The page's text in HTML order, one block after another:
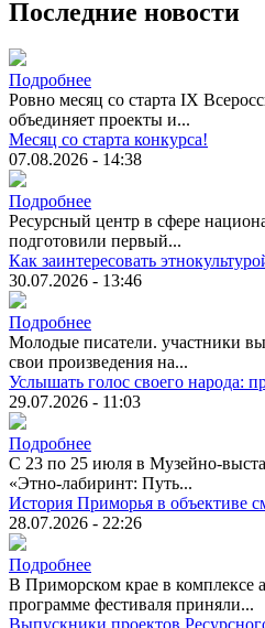
Последние новости
Подробнее
Ровно месяц со старта IX
объединяет проекты и...
Месяц со старта конкурса!
07.08.2026 - 14:38
Подробнее
Ресурсный центр в сфере
подготовили первый...
Как заинтересовать
30.07.2026 - 13:46
Подробнее
Молодые писатели. участники
свои произведения на...
Услышать голос своего народа:
29.07.2026 - 11:03
Подробнее
С 23 по 25 июля в Музейно-
«Этно-лабиринт: Путь...
История Приморья в объективе
28.07.2026 - 22:26
Подробнее
В Приморском крае в комплексе
программе фестиваля приняли...